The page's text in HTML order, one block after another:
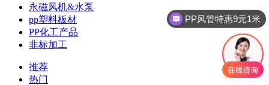
永磁风机&水泵
pp塑料板材
PP化工产品
非标加工
推荐
热门
PP风管特惠9元1米